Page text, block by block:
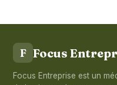
F Focus
Focus Entreprise est un